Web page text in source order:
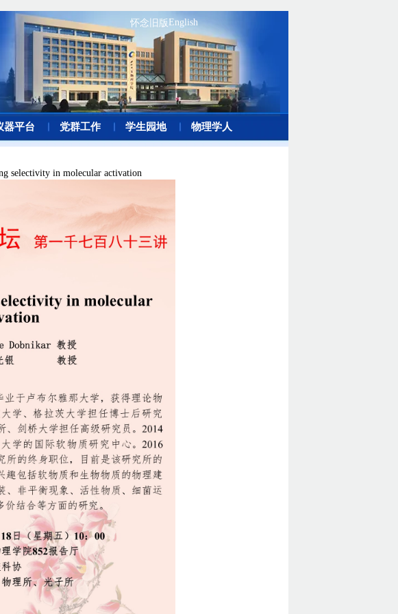
selectivity in molecular activation
器平台 党群工作 学生园地 物理学人
怀念旧版English